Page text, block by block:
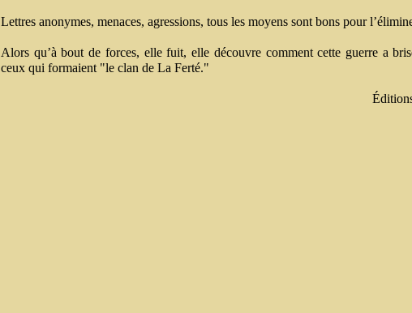
Lettres anonymes, menaces, agressions, tous les moyens sont bons pour
Alors qu’à bout de forces, elle fuit, elle découvre comment cette guerre a
ceux qui formaient "le clan de La Ferté."